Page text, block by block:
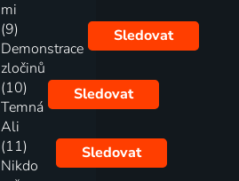
mi
(9)
Demonstrace
zločinů
Sledovat
(10)
Temná
Ali
Sledovat
(11)
Nikdo
Sledovat